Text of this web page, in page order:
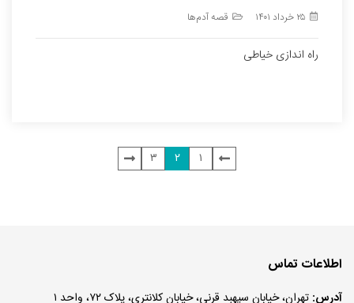
۲۵ خرداد ۱۴۰۱ قصه آدم‌ها
راه اندازی خیاطی
۱ ۲ ۳
اطلاعات تماس
آدرس: تهران، خیابان سپهبد قرنی، خیابان کلانتری، پلاک ۷۲، واحد ۱